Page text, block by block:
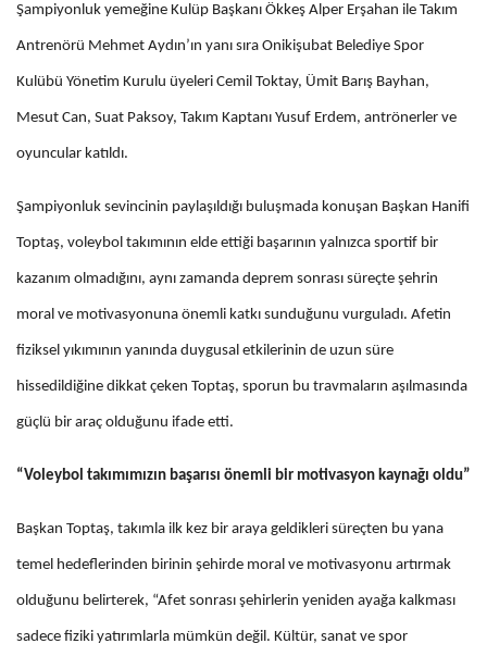
Şampiyonluk yemeğine Kulüp Başkanı Ökkeş Alper Erşahan ile Takım
Antrenörü Mehmet Aydın’ın yanı sıra Onikişubat Belediye Spor
Kulübü Yönetim Kurulu üyeleri Cemil Toktay, Ümit Barış Bayhan,
Mesut Can, Suat Paksoy, Takım Kaptanı Yusuf Erdem, antrönerler ve
oyuncular katıldı.
Şampiyonluk sevincinin paylaşıldığı buluşmada konuşan Başkan Hanifi
Toptaş, voleybol takımının elde ettiği başarının yalnızca sportif bir
kazanım olmadığını, aynı zamanda deprem sonrası süreçte şehrin
moral ve motivasyonuna önemli katkı sunduğunu vurguladı. Afetin
fiziksel yıkımının yanında duygusal etkilerinin de uzun süre
hissedildiğine dikkat çeken Toptaş, sporun bu travmaların aşılmasında
güçlü bir araç olduğunu ifade etti.
“Voleybol takımımızın başarısı önemli bir motivasyon kaynağı oldu”
Başkan Toptaş, takımla ilk kez bir araya geldikleri süreçten bu yana
temel hedeflerinden birinin şehirde moral ve motivasyonu artırmak
olduğunu belirterek, “Afet sonrası şehirlerin yeniden ayağa kalkması
sadece fiziki yatırımlarla mümkün değil. Kültür, sanat ve spor